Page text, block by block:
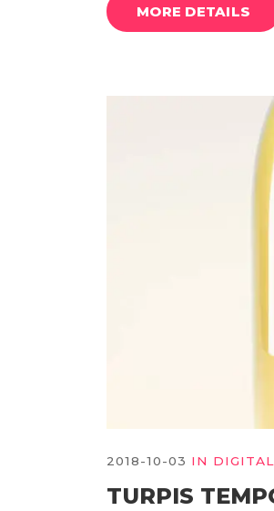
MORE DETAILS
2018-10-03 IN
TURPIS